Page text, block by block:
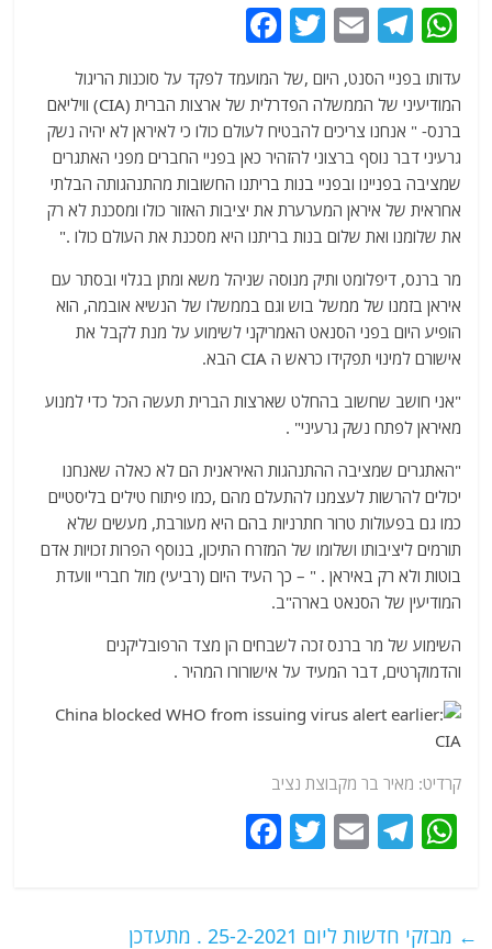
W
at
s
A
p
p
T
e
g
ra
m
E
ai
l
T
w
itt
er
c
e
b
o
o
k
עדותו בפניי הסנט, היום ,של המועמד לפקד על סוכנות הריגול
המודיעיני של הממשלה הפדרלית של ארצות הברית (CIA) וויליאם
ברנס- " אנחנו צריכים להבטיח לעולם כולו כי לאיראן לא יהיה נשק
גרעיני דבר נוסף ברצוני להזהיר כאן בפניי החברים מפני האתגרים
שמציבה בפניינו ובפניי בנות בריתנו החשובות מהתנהגותה הבלתי
אחראית של איראן המערערת את יציבות האזור כולו ומסכנת לא רק
את שלומנו ואת שלום בנות בריתנו היא מסכנת את העולם כולו ."
מר ברנס, דיפלומט ותיק מנוסה שניהל משא ומתן בגלוי ובסתר עם
איראן בזמנו של ממשל בוש וגם בממשלו של הנשיא אובמה, הוא
הופיע היום בפני הסנאט האמריקני לשימוע על מנת לקבל את
אישורם למינוי תפקידו כראש ה CIA הבא.
"אני חושב שחשוב בהחלט שארצות הברית תעשה הכל כדי למנוע
מאיראן לפתח נשק גרעיני" .
"האתגרים שמציבה ההתנהגות האיראנית הם לא כאלה שאנחנו
יכולים להרשות לעצמנו להתעלם מהם ,כמו פיתוח טילים בליסטיים
כמו גם בפעולות טרור חתרניות בהם היא מעורבת, מעשים שלא
תורמים ליציבותו ושלומו של המזרח התיכון, בנוסף הפרות זכויות אדם
בוטות ולא רק באיראן . " – כך העיד היום (רביעי) מול חבריי וועדת
המודיעין של הסנאט בארה"ב.
השימוע של מר ברנס זכה לשבחים הן מצד הרפובליקנים
והדמוקרטים, דבר המעיד על אישורורו המהיר .
קרדיט: מאיר בר מקבוצת נציב
W
s
T
g
E
l
T
er
e ← מבזקי חדשות ליום 25-2-2021 . מתעדכן